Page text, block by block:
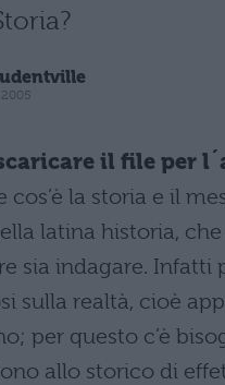
il file per
cos’è la storia e il
latina historia,
sia indagare.
sulla realtà, cioè
per questo c’è
allo storico di